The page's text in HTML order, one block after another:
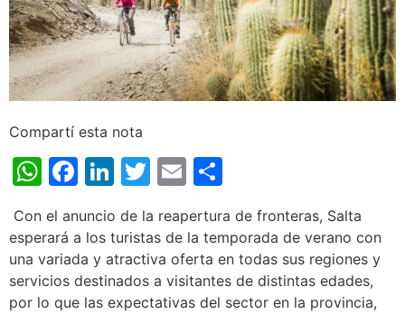
Compartí esta nota
WhatsApp
Facebook
LinkedIn
Twitter
Email
Con el anuncio de la reapertura de fronteras, Salta
esperará a los turistas de la temporada de verano con
una variada y atractiva oferta en todas sus regiones y
servicios destinados a visitantes de distintas edades,
por lo que las expectativas del sector en la provincia,